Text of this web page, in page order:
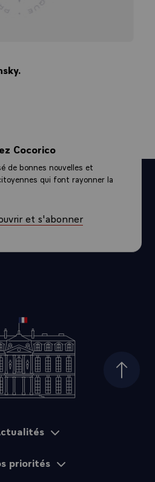
Cocorico
de bonnes nouvelles et
qui font rayonner la
et s'abonner
Haut
priorités